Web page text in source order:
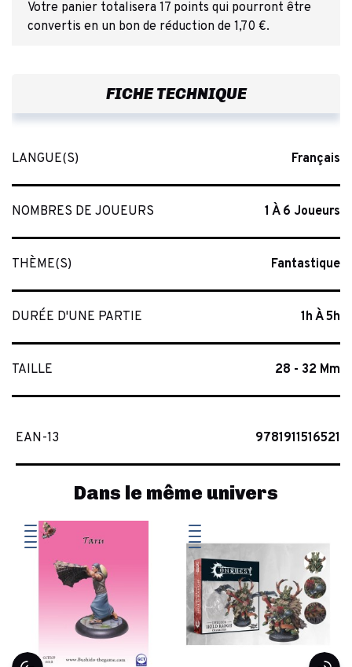
Votre panier totalisera 17 points qui pourront être
convertis en un bon de réduction de 1,70 €.
FICHE TECHNIQUE
LANGUE(S) Français
NOMBRES DE JOUEURS 1 À 6 Joueurs
THÈME(S) Fantastique
DURÉE D'UNE PARTIE 1h À 5h
TAILLE 28 - 32 Mm
EAN-13 9781911516521
Dans le même univers